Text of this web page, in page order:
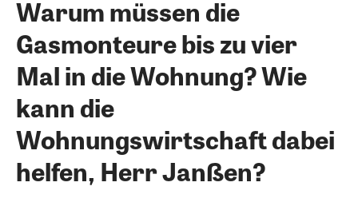
Warum müssen die
Gasmonteure bis zu vier
Mal in die Wohnung? Wie
kann die
Wohnungswirtschaft dabei
helfen, Herr Janßen?